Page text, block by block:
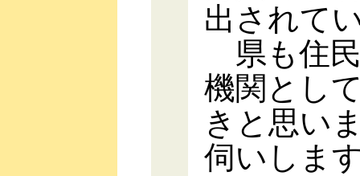
出されて
県も住
機関とし
きと思い
伺いしま